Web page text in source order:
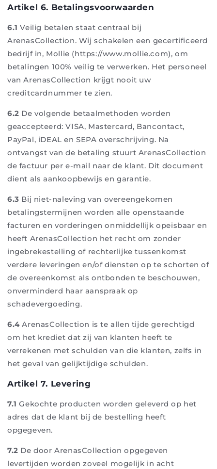
Artikel 6. Betalingsvoorwaarden
6.1 Veilig betalen staat centraal bij
ArenasCollection. Wij schakelen een gecertificeerd
bedrijf in, Mollie (https://www.mollie.com), om
betalingen 100% veilig te verwerken. Het personeel
van ArenasCollection krijgt nooit uw
creditcardnummer te zien.
6.2 De volgende betaalmethoden worden
geaccepteerd: VISA, Mastercard, Bancontact,
PayPal, iDEAL en SEPA overschrijving. Na
ontvangst van de betaling stuurt ArenasCollection
de factuur per e-mail naar de klant. Dit document
dient als aankoopbewijs en garantie.
6.3 Bij niet-naleving van overeengekomen
betalingstermijnen worden alle openstaande
facturen en vorderingen onmiddellijk opeisbaar en
heeft ArenasCollection het recht om zonder
ingebrekestelling of rechterlijke tussenkomst
verdere leveringen en/of diensten op te schorten of
de overeenkomst als ontbonden te beschouwen,
onverminderd haar aanspraak op
schadevergoeding.
6.4ArenasCollection is te allen tijde gerechtigd
om het krediet dat zij van klanten heeft te
verrekenen met schulden van die klanten, zelfs in
het geval van gelijktijdige schulden.
Artikel 7. Levering
7.1 Gekochte producten worden geleverd op het
adres dat de klant bij de bestelling heeft
opgegeven.
7.2 De door ArenasCollection opgegeven
levertijden worden zoveel mogelijk in acht